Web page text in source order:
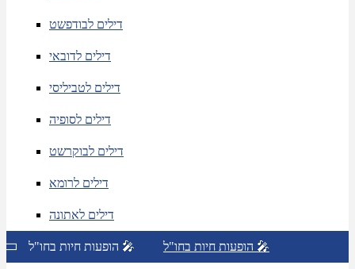
דילים לבודפשט
דילים לדובאי
דילים לטביליסי
דילים לסופיה
דילים לבוקרשט
דילים לרומא
דילים לאתונה
הופעות חיות בחו"ל 🎤 הופעות חיות בחו"ל 🎤